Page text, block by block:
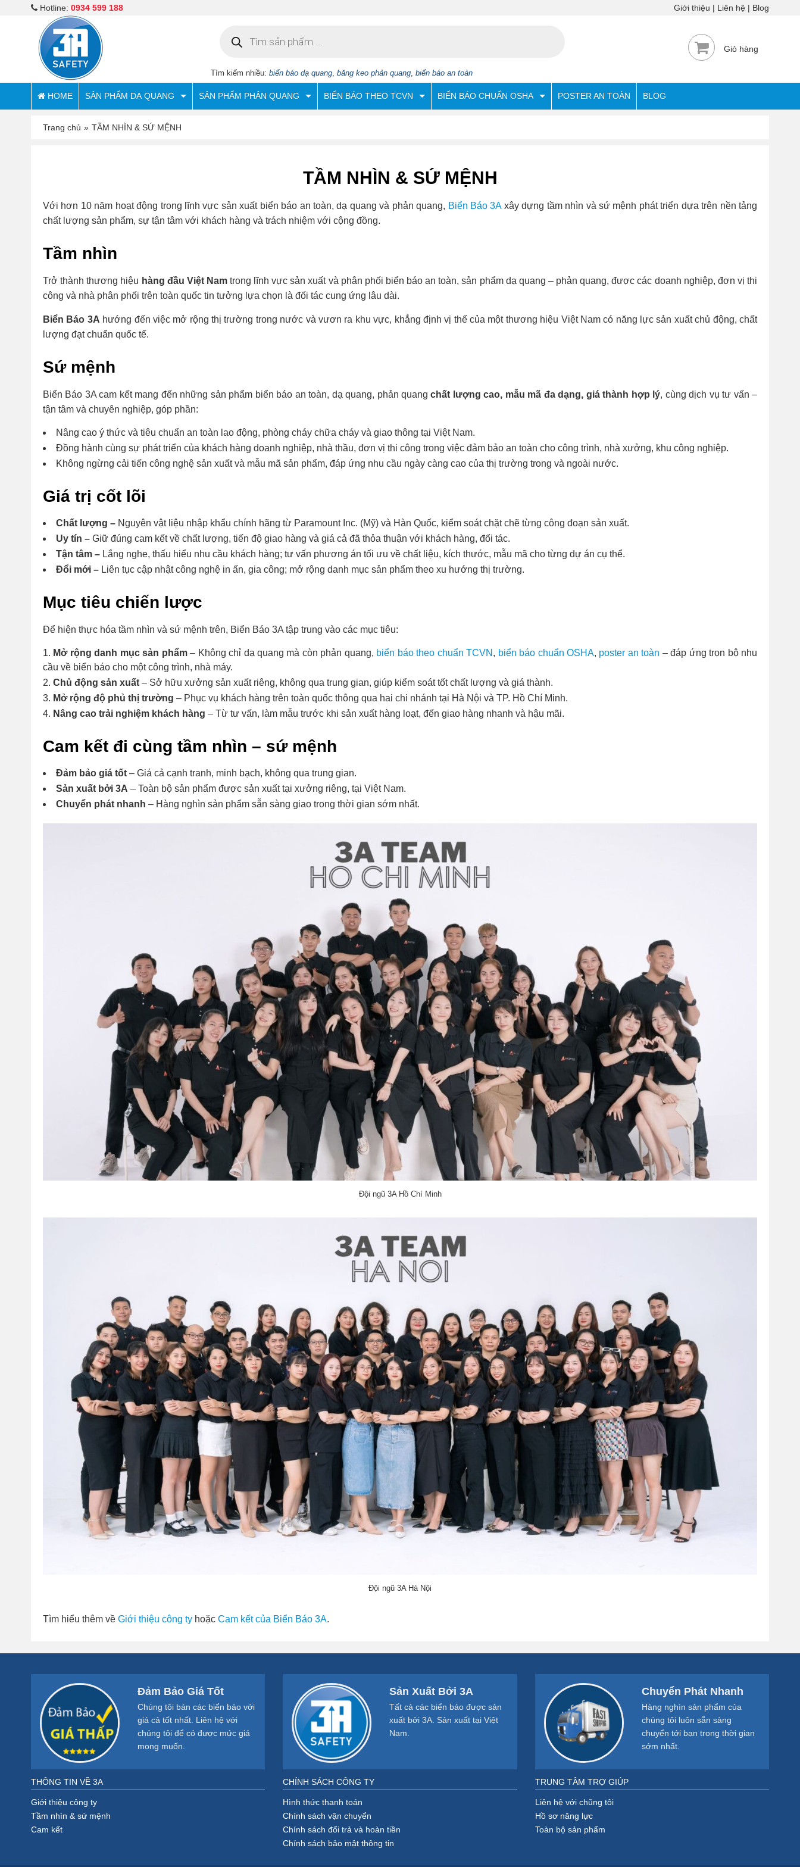
Hotline: 0934 599 188 Giới thiệu Liên hệ Blog
kiếm
sản
Tìm kiếm nhiều: biển báo dạ quang, băng keo phản quang, biển báo an toàn
Giỏ hàng
HOME SẢN PHẨM DẠ QUANG SẢN PHẨM PHẢN QUANG BIỂN BÁO THEO TCVN BIỂN BÁO CHUẨN OSHA POSTER AN TOÀN BLOG
Trang chủ » TẦM NHÌN & SỨ MỆNH
TẦM NHÌN & SỨ MỆNH
Với hơn 10 năm hoạt động trong lĩnh vực sản xuất biển báo an toàn, dạ quang và phản quang, Biển Báo 3Axây dựng tầm nhìn và sứ mệnh phát triển dựa trên nền tảng
chất lượng sản phẩm, sự tận tâm với khách hàng và trách nhiệm với cộng đồng.
Tầm nhìn
Trở thành thương hiệu hàng đầu Việt Namtrong lĩnh vực sản xuất và phân phối biển báo an toàn, sản phẩm dạ quang – phản quang, được các doanh nghiệp, đơn vị thi
công và nhà phân phối trên toàn quốc tin tưởng lựa chọn là đối tác cung ứng lâu dài.
Biển Báo 3A hướng đến việc mở rộng thị trường trong nước và vươn ra khu vực, khẳng định vị thế của một thương hiệu Việt Nam có năng lực sản xuất chủ động, chất
lượng đạt chuẩn quốc tế.
Sứ mệnh
Biển Báo 3A cam kết mang đến những sản phẩm biển báo an toàn, dạ quang, phản quangchất lượng cao, mẫu mã đa dạng, giá thành hợp lý, cùng dịch vụ tư vấn –
tận tâm và chuyên nghiệp, góp phần:
Nâng cao ý thức và tiêu chuẩn an toàn lao động, phòng cháy chữa cháy và giao thông tại Việt Nam.
Đồng hành cùng sự phát triển của khách hàng doanh nghiệp, nhà thầu, đơn vị thi công trong việc đảm bảo an toàn cho công trình, nhà xưởng, khu công nghiệp.
Không ngừng cải tiến công nghệ sản xuất và mẫu mã sản phẩm, đáp ứng nhu cầu ngày càng cao của thị trường trong và ngoài nước.
Giá trị cốt lõi
Chất lượng – Nguyên vật liệu nhập khẩu chính hãng từ Paramount Inc. (Mỹ) và Hàn Quốc, kiểm soát chặt chẽ từng công đoạn sản xuất.
Uy tín – Giữ đúng cam kết về chất lượng, tiến độ giao hàng và giá cả đã thỏa thuận với khách hàng, đối tác.
Tận tâm – Lắng nghe, thấu hiểu nhu cầu khách hàng; tư vấn phương án tối ưu về chất liệu, kích thước, mẫu mã cho từng dự án cụ thể.
Đổi mới – Liên tục cập nhật công nghệ in ấn, gia công; mở rộng danh mục sản phẩm theo xu hướng thị trường.
Mục tiêu chiến lược
Để hiện thực hóa tầm nhìn và sứ mệnh trên, Biển Báo 3A tập trung vào các mục tiêu:
Mở rộng danh mục sản phẩm– Không chỉ dạ quang mà còn phản quang, biển báo theo chuẩn TCVN , biển báo chuẩn OSHA, poster an toàn – đáp ứng trọn bộ nhu
cầu về biển báo cho một công trình, nhà máy.
Chủ động sản xuất – Sở hữu xưởng sản xuất riêng, không qua trung gian, giúp kiểm soát tốt chất lượng và giá thành.
Mở rộng độ phủ thị trường – Phục vụ khách hàng trên toàn quốc thông qua hai chi nhánh tại Hà Nội và TP. Hồ Chí Minh.
Nâng cao trải nghiệm khách hàng – Từ tư vấn, làm mẫu trước khi sản xuất hàng loạt, đến giao hàng nhanh và hậu mãi.
Cam kết đi cùng tầm nhìn – sứ mệnh
Đảm bảo giá tốt – Giá cả cạnh tranh, minh bạch, không qua trung gian.
Sản xuất bởi 3A – Toàn bộ sản phẩm được sản xuất tại xưởng riêng, tại Việt Nam.
Chuyển phát nhanh – Hàng nghìn sản phẩm sẵn sàng giao trong thời gian sớm nhất.
Đội ngũ 3A Hồ Chí Minh
Đội ngũ 3A Hà Nội
Tìm hiểu thêm về Giới thiệu công ty hoặc Cam kết của Biển Báo 3A.
Đảm Bảo Giá Tốt
Chúng tôi bán các biển báo với
giá cả tốt nhất. Liên hệ với
chúng tôi để có được mức giá
mong muốn.
Sản Xuất Bởi 3A
Tất cả các biển báo được sản
xuất bởi 3A. Sản xuất tại Việt
Nam.
Chuyển Phát Nhanh
Hàng nghìn sản phẩm của
chúng tôi luôn sẵn sàng
chuyển tới bạn trong thời gian
sớm nhất.
THÔNG TIN VỀ 3A
Giới thiệu công ty
Tầm nhìn & sứ mệnh
Cam kết
CHÍNH SÁCH CÔNG TY
Hình thức thanh toán
Chính sách vận chuyển
Chính sách đổi trả và hoàn tiền
Chính sách bảo mật thông tin
TRUNG TÂM TRỢ GIÚP
Liên hệ với chũng tôi
Hồ sơ năng lực
Toàn bộ sản phẩm